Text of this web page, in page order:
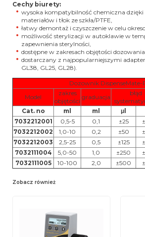
Cechy biurety:
wysoka kompatybilność chemiczna dzięki
materiałów i tłok ze szkła/PTFE,
łatwy demontaż i czyszczenie w celu
możliwość sterylizacji w autoklawie w
zapewnienia sterylności,
dostępne w zakresach objętości
dostarczany z najpopularniejszymi
GL38, GL25, GL28).
Dozownik DispenseMate-
Model
zakres
objętości
graduacja
błąd
Cat. no
ml ml μl
7032212001
0,5-5 0,1 ±25
7032212002
1,0-10 0,2 ±50
7032212003
2,5-25 0,5 ±125
7032111004
5,0-50 1,0 ±250
7032111005
10-100 2,0 ±500
Zobacz również